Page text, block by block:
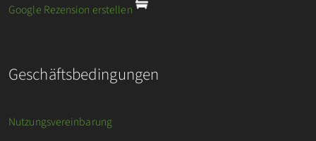
Google Rezension erstellen
Geschäftsbedingungen
Nutzungsvereinbarung